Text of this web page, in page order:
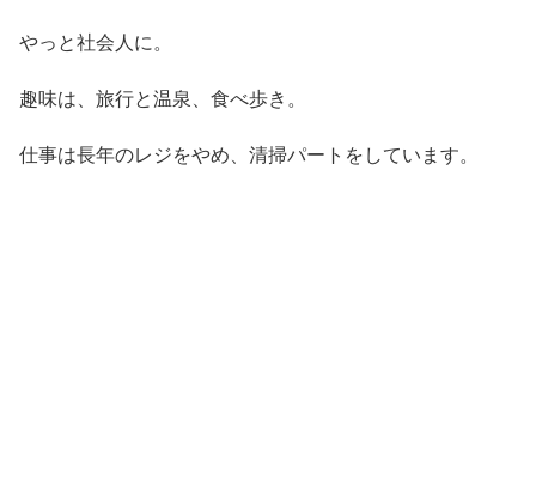
やっと社会人に。
趣味は、旅行と温泉、食べ歩き。
仕事は長年のレジをやめ、清掃パートをしています。